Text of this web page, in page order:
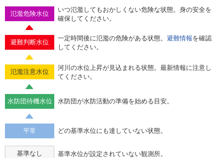
氾濫危険水位
いつ氾濫してもおかしくない危険な状態。身の安全を
確保してください。
避難判断水位
一定時間後に氾濫の危険がある状態。 避難情報を確認
してください。
氾濫注意水位
河川の水位上昇が見込まれる状態。最新情報に注意し
てください。
水防団待機水位 水防団が水防活動の準備を始める目安。
平常 どの基準水位にも達していない状態。
基準なし 基準水位が設定されていない観測所。